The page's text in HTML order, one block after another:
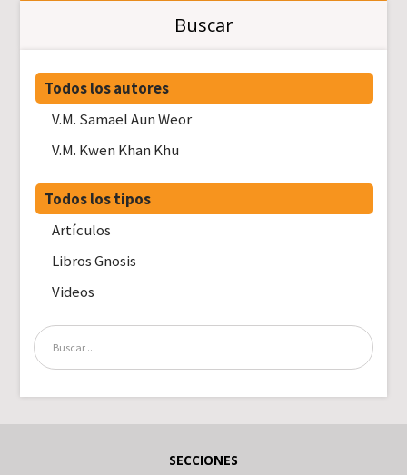
Buscar
Todos los autores
V.M. Samael Aun Weor
V.M. Kwen Khan Khu
Todos los tipos
Artículos
Libros Gnosis
Videos
SECCIONES